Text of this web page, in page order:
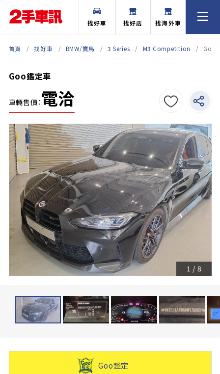
找好車 找好店 找海外車
首頁 找好車 BMW/寶馬 3 Series M3 Competition Goo
Goo鑑定車
車輛售價： 電洽
1 / 8
Goo鑑定